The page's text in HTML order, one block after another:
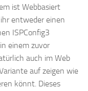
ist Webbasiert
entweder einen
ISPConfig3
einem zuvor
auch im Web
auf zeigen wie
könnt. Dieses